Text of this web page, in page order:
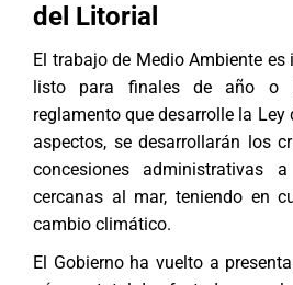
del Litorial
El trabajo de Medio Ambiente es
listo para finales de año o
reglamento que desarrolle la Ley
aspectos, se desarrollarán los
concesiones administrativas
cercanas al mar, teniendo en
cambio climático.
El Gobierno ha vuelto a